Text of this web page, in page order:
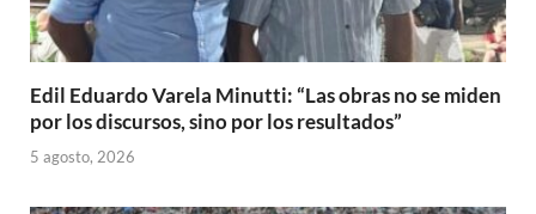
Edil Eduardo Varela Minutti: “Las obras no se miden
por los discursos, sino por los resultados”
5 agosto, 2026